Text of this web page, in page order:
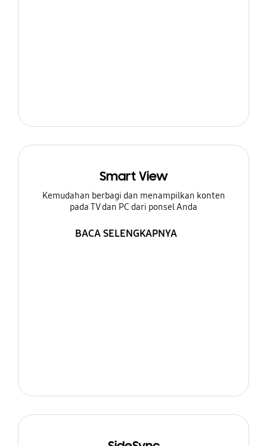
Smart View
Kemudahan berbagi dan menampilkan konten
pada TV dan PC dari ponsel Anda
BACA SELENGKAPNYA